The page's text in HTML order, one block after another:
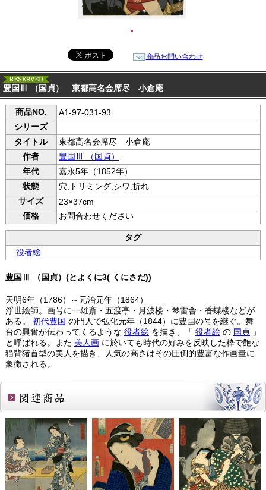
●
商品お問い合わせ
豊国Ⅲ （国貞） 東都高名会席尽 小倉庵
商品NO.
A1-97-031-93
シリーズ
タイトル
東都高名会席尽 小倉庵
作者
豊国Ⅲ （国貞）
年代
嘉永5年（1852年）
状態
穴,トリミング,シワ,折れ
サイズ
23×37cm
価格
お問合わせください
タグ
役者絵
豊国Ⅲ （国貞）(とよくに3( くにさだ))
天明6年（1786）～元治元年（1864）
浮世絵師。画号に一雄斎・五渡亭・月波楼・琴雷舎・香蝶楼などが
ある。 初代豊国 の門人で弘化元年（1844）に豊国の号を継ぐ。舞
台の興奮が伝わってくるような 役者絵を描き、「 役者絵の 国貞」
と呼ばれる。また 美人画に於いても時代の好みを反映した粋で艶な
猫背猪首型の美人を描き、人気の高さはその圧倒的豊富な作画量に
象徴される。
関連商品